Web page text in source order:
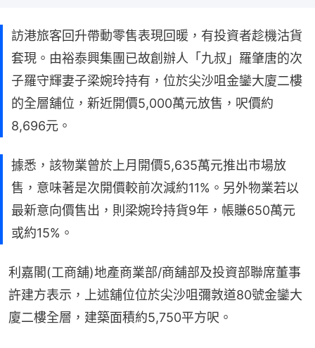
訪港旅客回升帶動零售表現回暖，有投資者趁機沽貨
套現。由裕泰興集團已故創辦人「九叔」羅肇唐的次
子羅守輝妻子梁婉玲持有，位於尖沙咀金鑾大廈二樓
的全層舖位，新近開價5,000萬元放售，呎價約
8,696元。
據悉，該物業曾於上月開價5,635萬元推出市場放
售，意味著是次開價較前次減約11%。另外物業若以
最新意向價售出，則梁婉玲持貨9年，帳賺650萬元
或約15%。
利嘉閣(工商舖)地產商業部/商舖部及投資部聯席董事
許建方表示，上述舖位位於尖沙咀彌敦道80號金鑾大
廈二樓全層，建築面積約5,750平方呎。